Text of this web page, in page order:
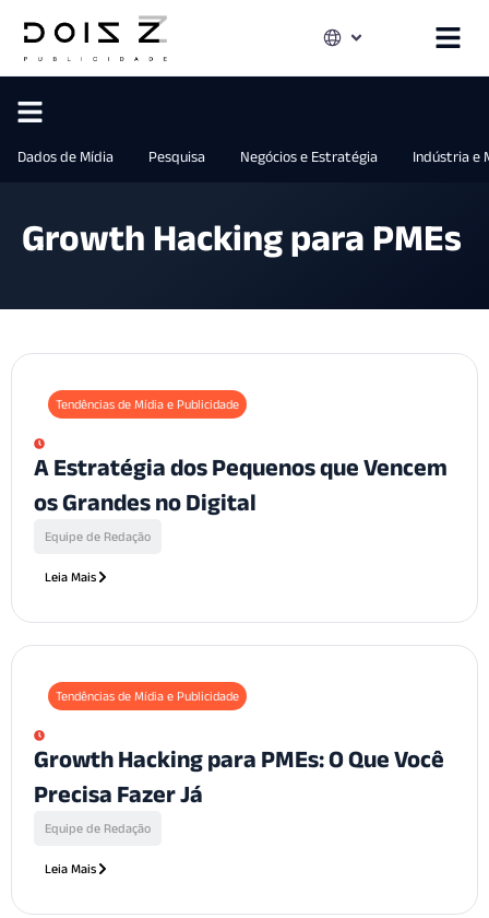
Dados de Mídia Pesquisa Negócios e Estratégia Indústria e
Growth Hacking para PMEs
Tendências de Mídia e Publicidade
A Estratégia dos Pequenos que Vencem
os Grandes no Digital
Equipe de Redação
Leia Mais
Tendências de Mídia e Publicidade
Growth Hacking para PMEs: O Que Você
Precisa Fazer Já
Equipe de Redação
Leia Mais